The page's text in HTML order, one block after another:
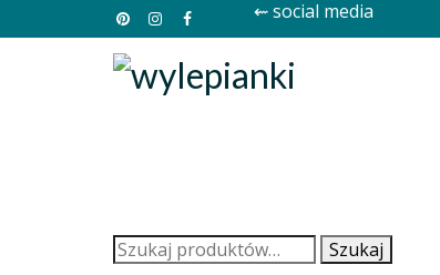
⇜ social media
Szukaj: Szukaj